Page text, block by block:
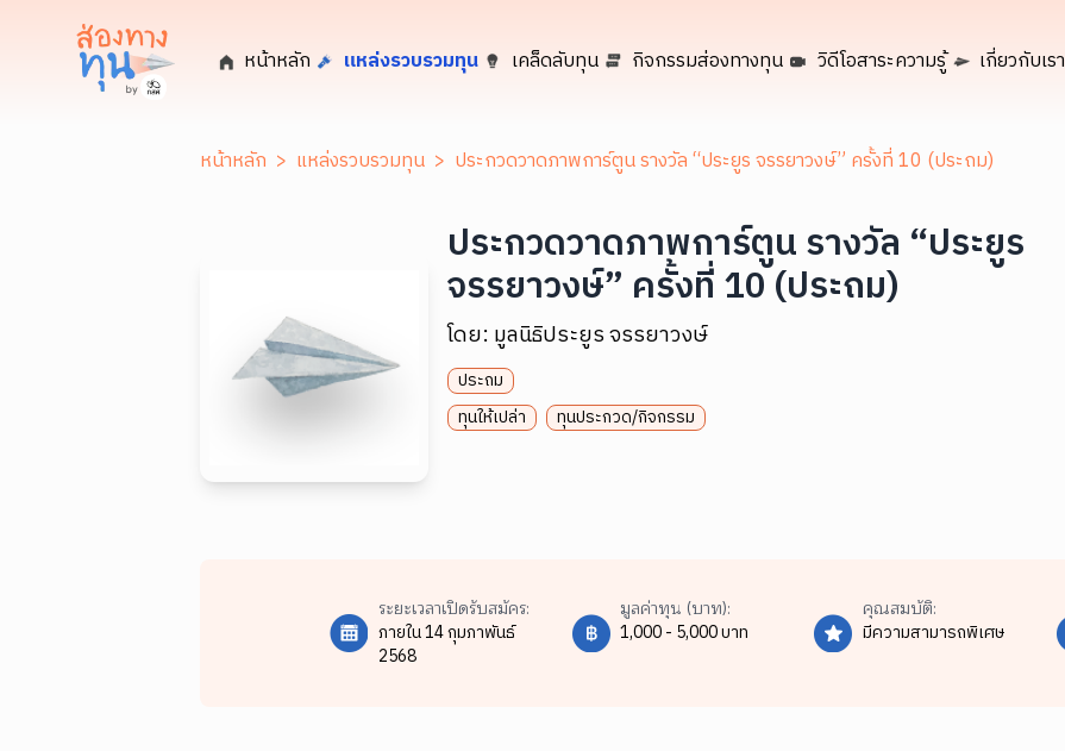
หน้าหลัก แหล่งรวบรวมทุน เคล็ดลับทุน กิจกรรมส่องทางทุน วิดีโอสาระความรู้ เกี่ยวกับเรา
หน้าหลัก > แหล่งรวบรวมทุน > ประกวดวาดภาพการ์ตูน รางวัล “ประยูร จรรยาวงษ์” ครั้งที่ 10 (ประถม)
ประกวดวาดภาพการ์ตูน รางวัล “ประยูร
จรรยาวงษ์” ครั้งที่ 10 (ประถม)
โดย: มูลนิธิประยูร จรรยาวงษ์
ประถม
ทุนให้เปล่า
ทุนประกวด/กิจกรรม
ระยะเวลาเปิดรับสมัคร:
ภายใน 14 กุมภาพันธ์
2568
มูลค่าทุน (บาท):
1,000 - 5,000 บาท
คุณสมบัติ:
มีความสามารถพิเศษ